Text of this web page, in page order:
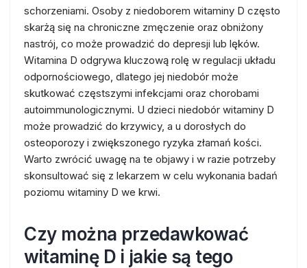
schorzeniami. Osoby z niedoborem witaminy D często
skarżą się na chroniczne zmęczenie oraz obniżony
nastrój, co może prowadzić do depresji lub lęków.
Witamina D odgrywa kluczową rolę w regulacji układu
odpornościowego, dlatego jej niedobór może
skutkować częstszymi infekcjami oraz chorobami
autoimmunologicznymi. U dzieci niedobór witaminy D
może prowadzić do krzywicy, a u dorosłych do
osteoporozy i zwiększonego ryzyka złamań kości.
Warto zwrócić uwagę na te objawy i w razie potrzeby
skonsultować się z lekarzem w celu wykonania badań
poziomu witaminy D we krwi.
Czy można przedawkować
witaminę D i jakie są tego